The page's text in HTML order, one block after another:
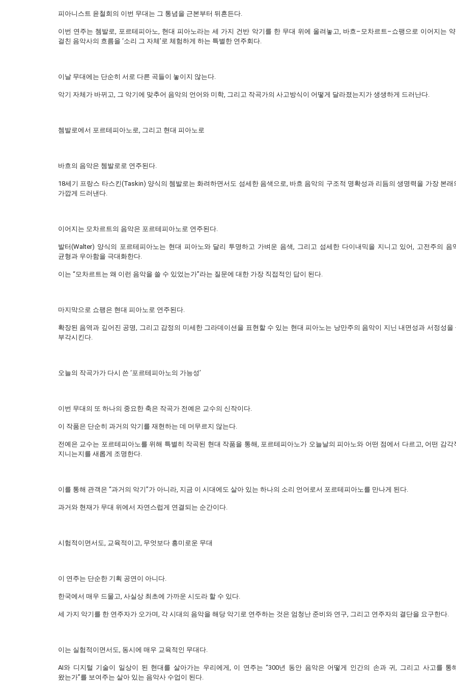
피아니스트 윤철희의 이번 무대는 그 통념을 근본부터 뒤흔든다.
이번 연주는 쳄발로, 포르테피아노, 현대 피아노라는 세 가지 건반 악기를 한 무대 위에 올려놓고, 바흐–모차르트–쇼팽으로 이어지는
걸친 음악사의 흐름을 ‘소리 그 자체’로 체험하게 하는 특별한 연주회다.
이날 무대에는 단순히 서로 다른 곡들이 놓이지 않는다.
악기 자체가 바뀌고, 그 악기에 맞추어 음악의 언어와 미학, 그리고 작곡가의 사고방식이 어떻게 달라졌는지가 생생하게 드러난다.
쳄발로에서 포르테피아노로, 그리고 현대 피아노로
바흐의 음악은 쳄발로로 연주된다.
18세기 프랑스 타스킨(Taskin) 양식의 쳄발로는 화려하면서도 섬세한 음색으로, 바흐 음악의 구조적 명확성과 리듬의 생명력을 가장 본래
가깝게 드러낸다.
이어지는 모차르트의 음악은 포르테피아노로 연주된다.
발터(Walter) 양식의 포르테피아노는 현대 피아노와 달리 투명하고 가벼운 음색, 그리고 섬세한 다이내믹을 지니고 있어, 고전주의 음
균형과 우아함을 극대화한다.
이는 “모차르트는 왜 이런 음악을 쓸 수 있었는가”라는 질문에 대한 가장 직접적인 답이 된다.
마지막으로 쇼팽은 현대 피아노로 연주된다.
확장된 음역과 깊어진 공명, 그리고 감정의 미세한 그라데이션을 표현할 수 있는 현대 피아노는 낭만주의 음악이 지닌 내면성과 서정성을
부각시킨다.
오늘의 작곡가가 다시 쓴 ‘포르테피아노의 가능성’
이번 무대의 또 하나의 중요한 축은 작곡가 전예은 교수의 신작이다.
이 작품은 단순히 과거의 악기를 재현하는 데 머무르지 않는다.
전예은 교수는 포르테피아노를 위해 특별히 작곡된 현대 작품을 통해, 포르테피아노가 오늘날의 피아노와 어떤 점에서 다르고, 어떤 감각
지니는지를 새롭게 조명한다.
이를 통해 관객은 “과거의 악기”가 아니라, 지금 이 시대에도 살아 있는 하나의 소리 언어로서 포르테피아노를 만나게 된다.
과거와 현재가 무대 위에서 자연스럽게 연결되는 순간이다.
시험적이면서도, 교육적이고, 무엇보다 흥미로운 무대
이 연주는 단순한 기획 공연이 아니다.
한국에서 매우 드물고, 사실상 최초에 가까운 시도라 할 수 있다.
세 가지 악기를 한 연주자가 오가며, 각 시대의 음악을 해당 악기로 연주하는 것은 엄청난 준비와 연구, 그리고 연주자의 결단을 요구한다.
이는 실험적이면서도, 동시에 매우 교육적인 무대다.
AI와 디지털 기술이 일상이 된 현대를 살아가는 우리에게, 이 연주는 “300년 동안 음악은 어떻게 인간의 손과 귀, 그리고 사고를 통
왔는가”를 보여주는 살아 있는 음악사 수업이 된다.